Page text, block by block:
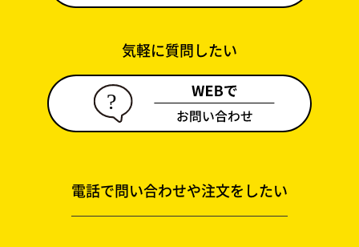
気軽に質問したい
電話で問い合わせや注文をしたい